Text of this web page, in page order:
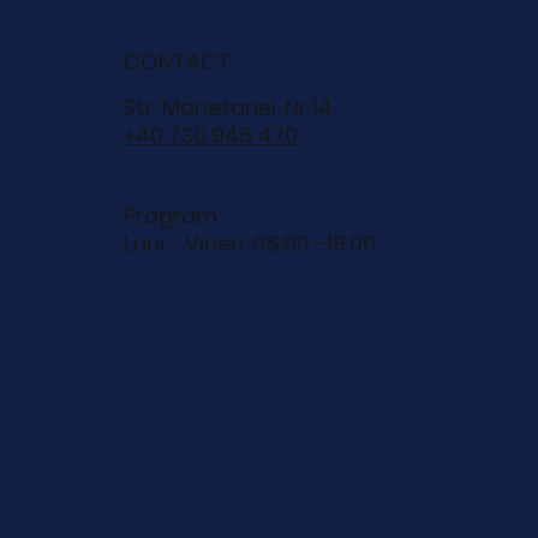
CONTACT
Str. Monetariei, Nr.14,
+40 730 948 470
Program:
Luni - Vineri: 08:00 -19:00